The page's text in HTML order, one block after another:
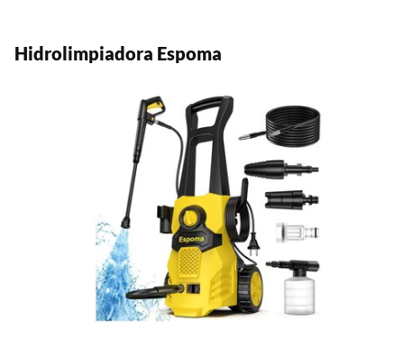
Hidrolimpiadora Espoma